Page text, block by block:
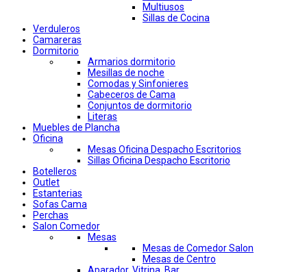
Multiusos
Sillas de Cocina
Verduleros
Camareras
Dormitorio
Armarios dormitorio
Mesillas de noche
Comodas y Sinfonieres
Cabeceros de Cama
Conjuntos de dormitorio
Literas
Muebles de Plancha
Oficina
Mesas Oficina Despacho Escritorios
Sillas Oficina Despacho Escritorio
Botelleros
Outlet
Estanterias
Sofas Cama
Perchas
Salon Comedor
Mesas
Mesas de Comedor Salon
Mesas de Centro